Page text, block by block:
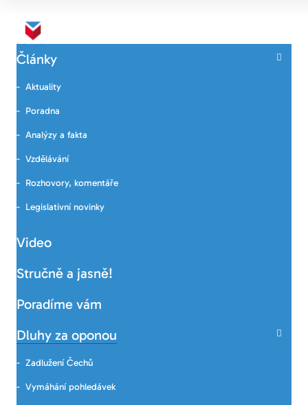
Články
Aktuality
Poradna
Analýzy a fakta
Vzdělávání
Rozhovory, komentáře
Legislativní novinky
Video
Stručně a jasně!
Poradíme vám
Dluhy za oponou
Zadlužení Čechů
Vymáhání pohledávek